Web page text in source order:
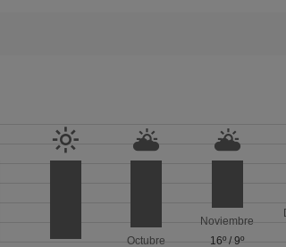
Octubre
Noviembre
16º /9º